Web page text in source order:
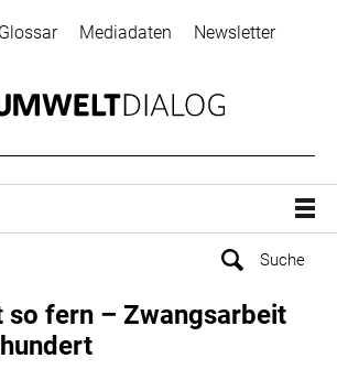
Glossar Mediadaten Newsletter
so fern – Zwangsarbeit